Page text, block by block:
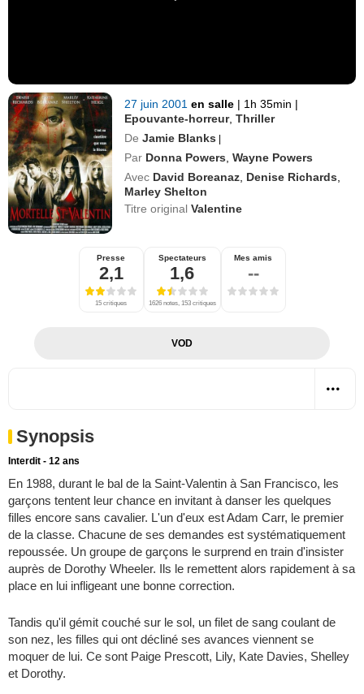
27 juin 2001en salle | 1h 35min |
Epouvante-horreur,Thriller
De Jamie Blanks |
Par Donna Powers ,Wayne Powers
Avec David Boreanaz Denise Richards
Marley Shelton
Titre originalValentine
Presse
2,1
15 critiques
Spectateurs
1,6
1626 notes, 153 critiques
Mes amis
--
VOD
Synopsis
Interdit - 12 ans
En 1988, durant le bal de la Saint-Valentin à San Francisco, les
garçons tentent leur chance en invitant à danser les quelques
filles encore sans cavalier. L'un d'eux est Adam Carr, le premier
de la classe. Chacune de ses demandes est systématiquement
repoussée. Un groupe de garçons le surprend en train d'insister
auprès de Dorothy Wheeler. Ils le remettent alors rapidement à sa
place en lui infligeant une bonne correction.
Tandis qu'il gémit couché sur le sol, un filet de sang coulant de
son nez, les filles qui ont décliné ses avances viennent se
moquer de lui. Ce sont Paige Prescott, Lily, Kate Davies, Shelley
et Dorothy.